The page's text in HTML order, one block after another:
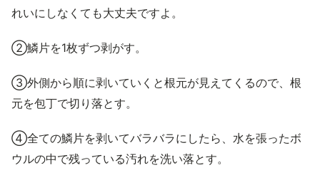
れいにしなくても大丈夫ですよ。
②鱗片を1枚ずつ剥がす。
③外側から順に剥いていくと根元が見えてくるので、根
元を包丁で切り落とす。
④全ての鱗片を剥いてバラバラにしたら、水を張ったボ
ウルの中で残っている汚れを洗い落とす。